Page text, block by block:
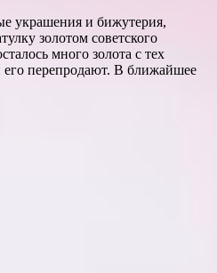
украшения и бижутерия,
золотом советского
много золота с тех
перепродают. В ближайшее